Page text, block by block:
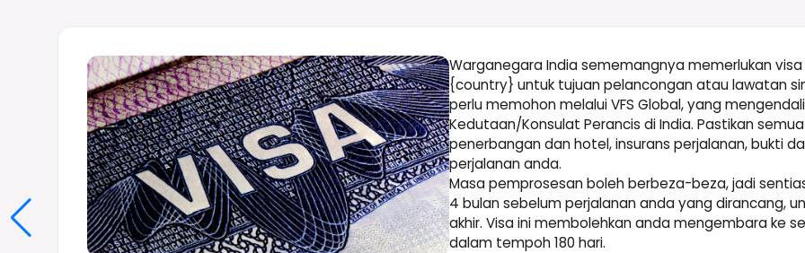
Warganegara India sememangnya memerlukan
{country} untuk tujuan pelancongan atau lawatan
perlu memohon melalui VFS Global, yang
Kedutaan/Konsulat Perancis di India. Pastikan
penerbangan dan hotel, insurans perjalanan, bukti
perjalanan anda.
Masa pemprosesan boleh berbeza-beza, jadi
4 bulan sebelum perjalanan anda yang dirancang,
akhir. Visa ini membolehkan anda mengembara ke
dalam tempoh 180 hari.